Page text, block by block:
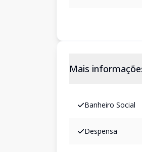
Mais
Banheiro Social
Despensa